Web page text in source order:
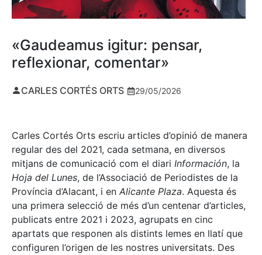
«Gaudeamus igitur: pensar,
reflexionar, comentar»
CARLES CORTÉS ORTS 29/05/2026
Carles Cortés Orts escriu articles d’opinió de manera
regular des del 2021, cada setmana, en diversos
mitjans de comunicació com el diari Información, la
Hoja del Lunes, de l’Associació de Periodistes de la
Província d’Alacant, i en Alicante Plaza. Aquesta és
una primera selecció de més d’un centenar d’articles,
publicats entre 2021 i 2023, agrupats en cinc
apartats que responen als distints lemes en llatí que
configuren l’origen de les nostres universitats. Des